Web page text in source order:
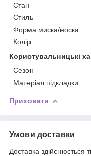
Стан
Стиль
Форма миска/носка
Колір
Користувальницькі
Сезон
Матеріал підкладки
Приховати
Умови доставки
Доставка здійснюється